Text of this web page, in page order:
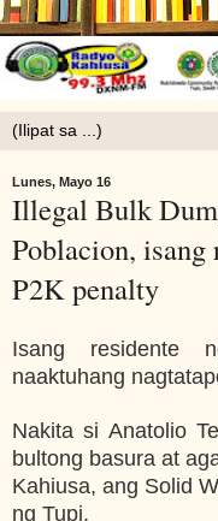
Lunes, Mayo 16
Illegal Bulk
Poblacion, isang
P2K penalty
Isang residente
naaktuhang
Nakita si Anatolio
bultong basura at
Kahiusa, ang Solid
ng Tupi.